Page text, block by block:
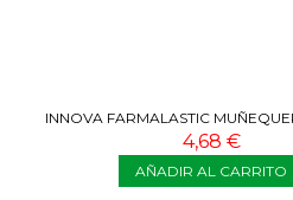
INNOVA FARMALASTIC
BEIGE T1
4,68 €
AÑADIR AL CARRITO